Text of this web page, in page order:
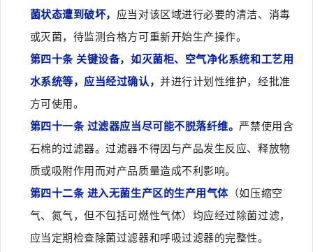
菌状态遭到破坏， 应当对该区域进行必要的清洁、消毒
或灭菌，待监测合格方可重新开始生产操作。
第四十条 关键设备，如灭菌柜、空气净化系统和工艺用
水系统等，应当经过确认，并进行计划性维护，经批准
方可使用。
第四十一条 过滤器应当尽可能不脱落纤维。 严禁使用含
石棉的过滤器。过滤器不得因与产品发生反应、释放物
质或吸附作用而对产品质量造成不利影响。
第四十二条 进入无菌生产区的生产用气体（如压缩空
气、氮气，但不包括可燃性气体）均应经过除菌过滤，
应当定期检查除菌过滤器和呼吸过滤器的完整性。